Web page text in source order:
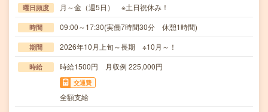
曜日頻度 月～金（週5日） ※土日祝休み！
時間 09:00～17:30(実働7時間30分 休憩1時間)
期間 2026年10月上旬～長期 ※10月～！
時給 時給1500円 月収例 225,000円
交通費
全額支給